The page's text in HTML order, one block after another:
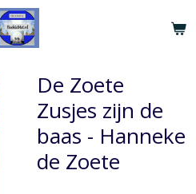
De Zoete
Zusjes zijn de
baas - Hanneke
de Zoete